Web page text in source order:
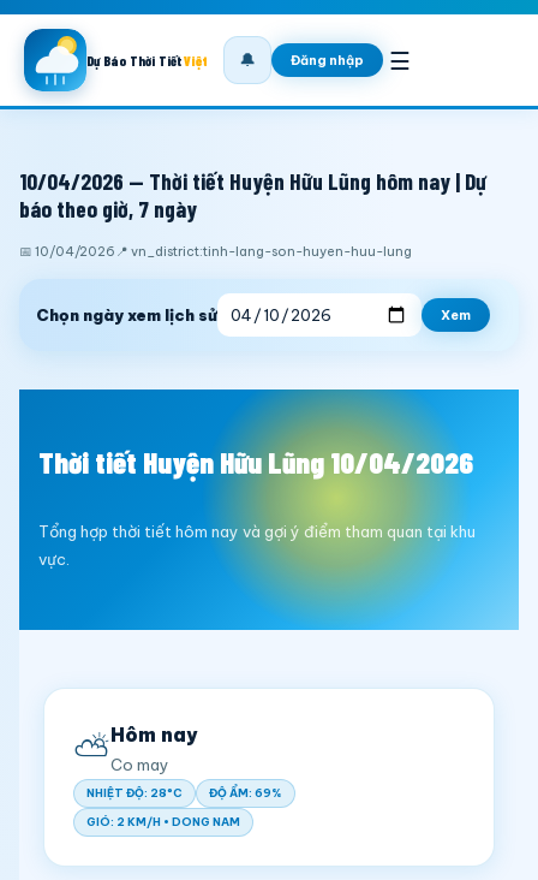
Dự Báo Thời TiếtViệt 🔔 Đăng nhập ☰
10/04/2026 — Thời tiết Huyện Hữu Lũng hôm nay | Dự
báo theo giờ, 7 ngày
📅 10/04/2026 📍 vn_district:tinh-lang-son-huyen-huu-lung
Chọn ngày xem lịch sử Xem
Thời tiết Huyện Hữu Lũng 10/04/2026
Tổng hợp thời tiết hôm nay và gợi ý điểm tham quan tại khu
vực.
⛅Hôm nay
Co may
NHIỆT ĐỘ: 28°C ĐỘ ẨM: 69%
GIÓ: 2 KM/H • DONG NAM